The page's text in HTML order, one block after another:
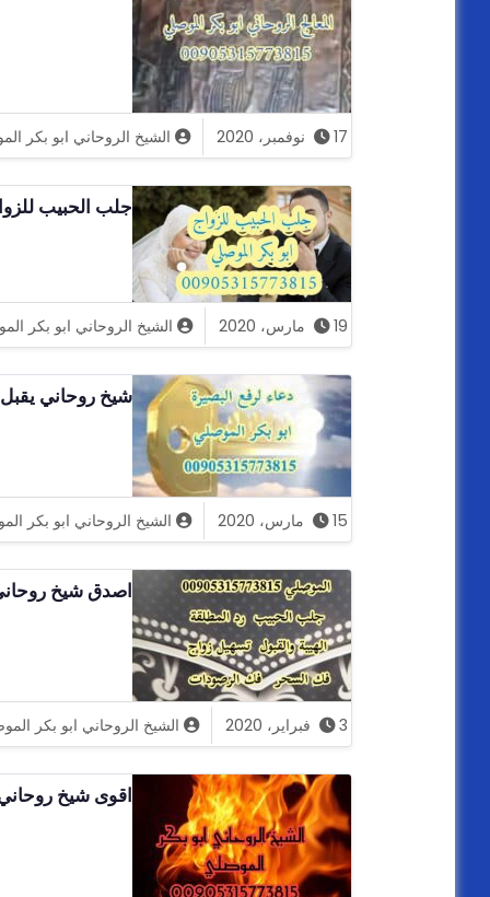
17 نوفمبر، 2020 الشيخ الروحاني ابو بكر
جلب الحبيب للزواج
19 مارس، 2020 الشيخ الروحاني ابو بكر
شيخ روحاني يقبل
15 مارس، 2020 الشيخ الروحاني ابو بكر
اصدق شيخ
3 فبراير، 2020 الشيخ الروحاني ابو بكر
اقوى شيخ